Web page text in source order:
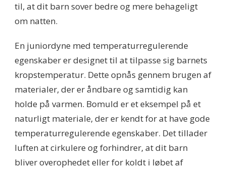
til, at dit barn sover bedre og mere behageligt
om natten.
En juniordyne med temperaturregulerende
egenskaber er designet til at tilpasse sig barnets
kropstemperatur. Dette opnås gennem brugen af
materialer, der er åndbare og samtidig kan
holde på varmen. Bomuld er et eksempel på et
naturligt materiale, der er kendt for at have gode
temperaturregulerende egenskaber. Det tillader
luften at cirkulere og forhindrer, at dit barn
bliver overophedet eller for koldt i løbet af